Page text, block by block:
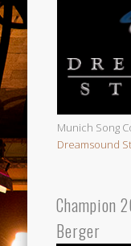
Munich Song
Dreamsound
Champion
Berger